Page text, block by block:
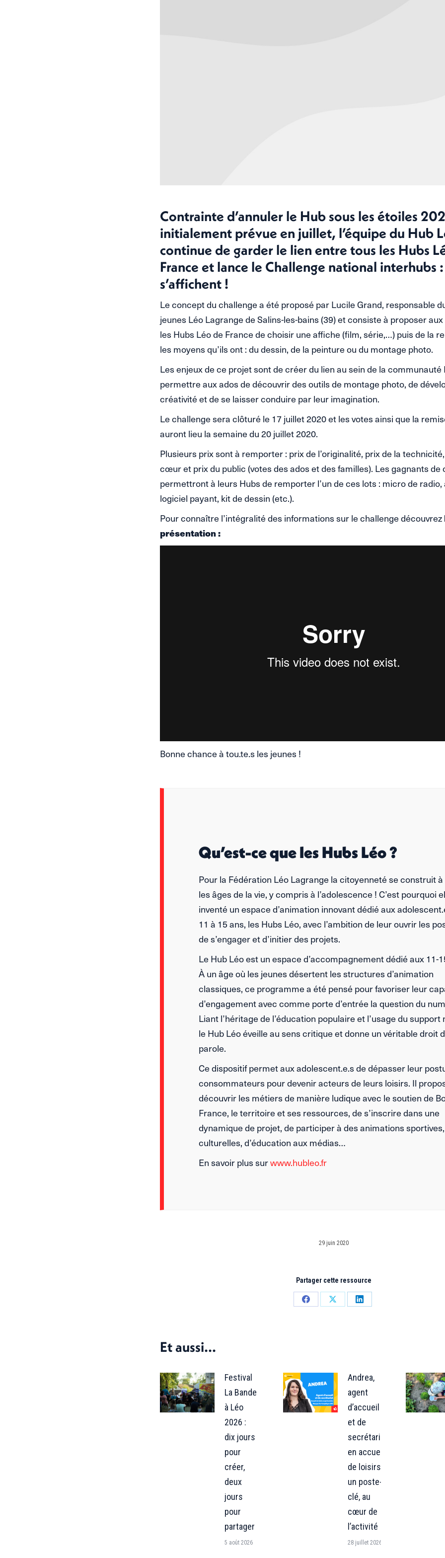
Contrainte d’annuler le Hub sous les étoiles
initialement prévue en juillet, l’équipe du Hub
continue de garder le lien entre tous les Hubs
France et lance le Challenge national interhubs
s’affichent !
Le concept du challenge a été proposé par Lucile Grand, responsable
jeunes Léo Lagrange de Salins-les-bains (39) et consiste à proposer
les Hubs Léo de France de choisir une affiche (film, série,…) puis de la
les moyens qu’ils ont : du dessin, de la peinture ou du montage photo.
Les enjeux de ce projet sont de créer du lien au sein de la communauté
permettre aux ados de découvrir des outils de montage photo, de
créativité et de se laisser conduire par leur imagination.
Le challenge sera clôturé le 17 juillet 2020 et les votes ainsi que la
auront lieu la semaine du 20 juillet 2020.
Plusieurs prix sont à remporter : prix de l’originalité, prix de la
cœur et prix du public (votes des ados et des familles). Les gagnants de
permettront à leurs Hubs de remporter l’un de ces lots : micro de
logiciel payant, kit de dessin (etc.).
Pour connaître l’intégralité des informations sur le challenge découvrez
présentation :
Bonne chance à tou.te.s les jeunes !
Qu’est-ce que les Hubs Léo ?
Pour la Fédération Léo Lagrange la citoyenneté se construit
les âges de la vie, y compris à l’adolescence ! C’est pourquoi
inventé un espace d’animation innovant dédié aux
11 à 15 ans, les Hubs Léo, avec l’ambition de leur ouvrir les
de s’engager et d’initier des projets.
Le Hub Léo est un espace d’accompagnement dédié aux 11-
À un âge où les jeunes désertent les structures d’animation
classiques, ce programme a été pensé pour favoriser leur
d’engagement avec comme porte d’entrée la question du
Liant l’héritage de l’éducation populaire et l’usage du support
le Hub Léo éveille au sens critique et donne un véritable droit
parole.
Ce dispositif permet aux adolescent.e.s de dépasser leur
consommateurs pour devenir acteurs de leurs loisirs. Il
découvrir les métiers de manière ludique avec le soutien de
France, le territoire et ses ressources, de s’inscrire dans une
dynamique de projet, de participer à des animations sportives,
culturelles, d’éducation aux médias…
En savoir plus surwww.hubleo.fr
29 juin 2020
Partager cette ressource
PartagerPartagerPartager
Et aussi...
Festival
La Bande
à Léo
2026 :
dix jours
pour
créer,
deux
jours
pour
partager
5 août 2026
Andrea,
agent
d’accueil
et de
secrétariat
en accueil
de loisirs :
un poste-
clé, au
cœur de
l’activité
28 juillet 2026